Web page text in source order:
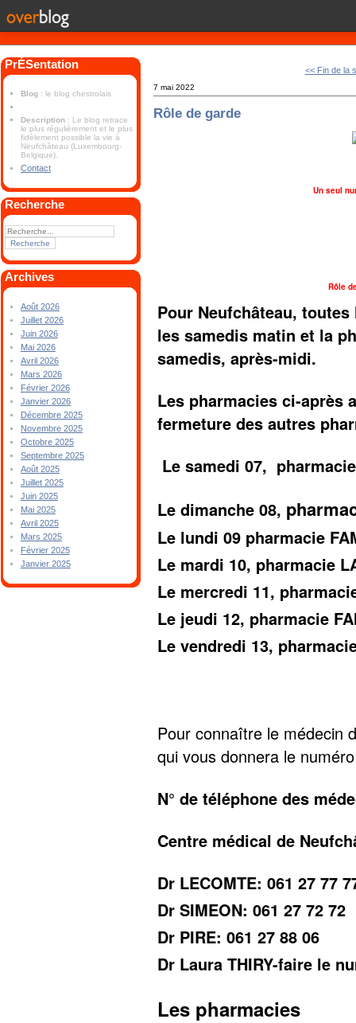
PrÉSentation
Blog : le blog chestrolais
Description : Le blog retrace
le plus régulièrement et le plus
fidèlement possible la vie à
Neufchâteau (Luxembourg-
Belgique).
Contact
Recherche
Archives
Août 2026
Juillet 2026
Juin 2026
Mai 2026
Avril 2026
Mars 2026
Février 2026
Janvier 2026
Décembre 2025
Novembre 2025
Octobre 2025
Septembre 2025
Août 2025
Juillet 2025
Juin 2025
Mai 2025
Avril 2025
Mars 2025
Février 2025
Janvier 2025
<< Fin de la
7 mai 2022
Rôle de garde
Un seul
Rôle
Pour Neufchâteau,
les samedis matin et la
samedis, après-midi.
Les pharmacies ci-après
fermeture des autres
Le samedi 07,
Le dimanche 08,
Le lundi 09 pharmacie
Le mardi 10, pharmacie
Le mercredi 11,
Le jeudi 12, pharmacie
Le vendredi 13,
Pour connaître le médecin
qui vous donnera le
N° de téléphone des
Centre médical de
Dr LECOMTE: 061 27 77
Dr SIMEON: 061 27 72 72
Dr PIRE: 061 27 88 06
Dr Laura THIRY-faire le
Les pharmacies